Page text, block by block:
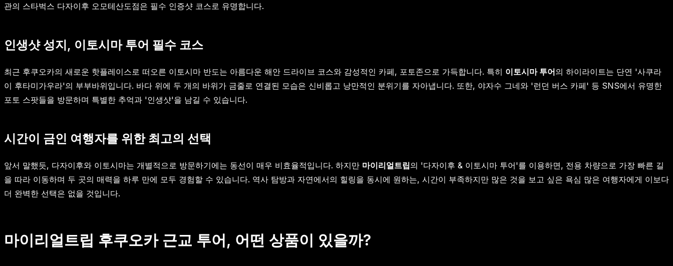
관의 스타벅스 다자이후 오모테산도점은 필수 인증샷 코스로 유명합니다.
인생샷 성지, 이토시마 투어 필수 코스
최근 후쿠오카의 새로운 핫플레이스로 떠오른 이토시마 반도는 아름다운 해안 드라이브 코스와 감성적인 카페, 포토존으로 가득합니다. 특히 이토시마 투어의 하이라이트는 단연 '사쿠라
이 후타미가우라'의 부부바위입니다. 바다 위에 두 개의 바위가 금줄로 연결된 모습은 신비롭고 낭만적인 분위기를 자아냅니다. 또한, 야자수 그네와 '런던 버스 카페' 등 SNS에서 유명한
포토 스팟들을 방문하며 특별한 추억과 '인생샷'을 남길 수 있습니다.
시간이 금인 여행자를 위한 최고의 선택
앞서 말했듯, 다자이후와 이토시마는 개별적으로 방문하기에는 동선이 매우 비효율적입니다. 하지만 마이리얼트립의 '다자이후 & 이토시마 투어'를 이용하면, 전용 차량으로 가장 빠른 길
을 따라 이동하며 두 곳의 매력을 하루 만에 모두 경험할 수 있습니다. 역사 탐방과 자연에서의 힐링을 동시에 원하는, 시간이 부족하지만 많은 것을 보고 싶은 욕심 많은 여행자에게 이보다
더 완벽한 선택은 없을 것입니다.
마이리얼트립 후쿠오카 근교 투어, 어떤 상품이 있을까?